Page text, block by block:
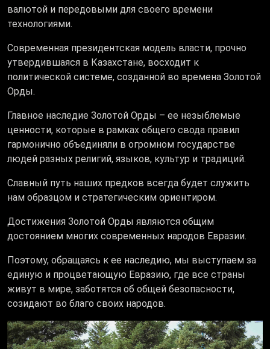
валютой и передовыми для своего времени
технологиями.
Современная президентская модель власти, прочно
утвердившаяся в Казахстане, восходит к
политической системе, созданной во времена Золотой
Орды.
Главное наследие Золотой Орды – ее незыблемые
ценности, которые в рамках общего свода правил
гармонично объединяли в огромном государстве
людей разных религий, языков, культур и традиций.
Славный путь наших предков всегда будет служить
нам образцом и стратегическим ориентиром.
Достижения Золотой Орды являются общим
достоянием многих современных народов Евразии.
Поэтому, обращаясь к ее наследию, мы выступаем за
единую и процветающую Евразию, где все страны
живут в мире, заботятся об общей безопасности,
созидают во благо своих народов.